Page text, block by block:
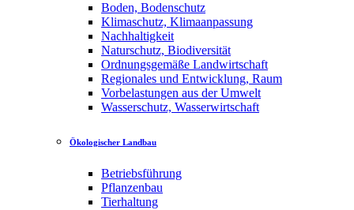
Boden, Bodenschutz
Klimaschutz, Klimaanpassung
Nachhaltigkeit
Naturschutz, Biodiversität
Ordnungsgemäße Landwirtschaft
Regionales und Entwicklung, Raum
Vorbelastungen aus der Umwelt
Wasserschutz, Wasserwirtschaft
Ökologischer Landbau
Betriebsführung
Pflanzenbau
Tierhaltung